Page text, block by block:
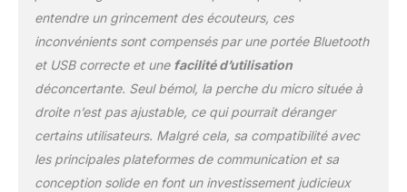
entendre un grincement des écouteurs, ces
inconvénients sont compensés par une portée Bluetooth
et USB correcte et une facilité d’utilisation
déconcertante. Seul bémol, la perche du micro située à
droite n’est pas ajustable, ce qui pourrait déranger
certains utilisateurs. Malgré cela, sa compatibilité avec
les principales plateformes de communication et sa
conception solide en font un investissement judicieux